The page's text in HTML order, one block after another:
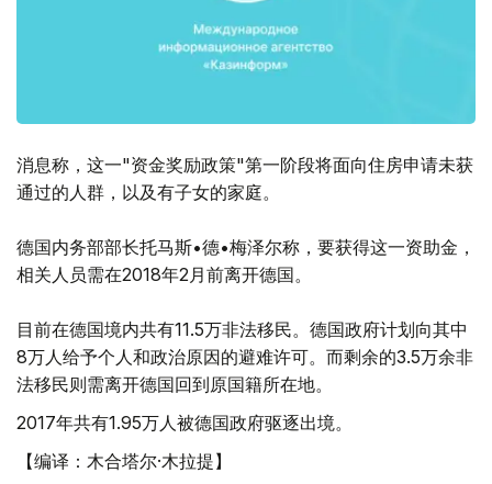
消息称，这一"资金奖励政策"第一阶段将面向住房申请未获
通过的人群，以及有子女的家庭。
德国内务部部长托马斯•德•梅泽尔称，要获得这一资助金，
相关人员需在2018年2月前离开德国。
目前在德国境内共有11.5万非法移民。德国政府计划向其中
8万人给予个人和政治原因的避难许可。而剩余的3.5万余非
法移民则需离开德国回到原国籍所在地。
2017年共有1.95万人被德国政府驱逐出境。
【编译：木合塔尔·木拉提】